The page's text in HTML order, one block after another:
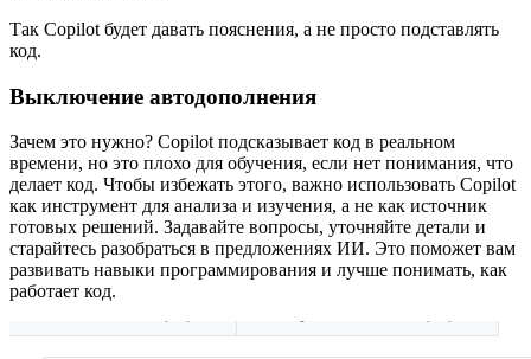
Так Copilot будет давать пояснения, а не просто подставлять
код.
Выключение автодополнения
Зачем это нужно? Copilot подсказывает код в реальном
времени, но это плохо для обучения, если нет понимания, что
делает код. Чтобы избежать этого, важно использовать Copilot
как инструмент для анализа и изучения, а не как источник
готовых решений. Задавайте вопросы, уточняйте детали и
старайтесь разобраться в предложениях ИИ. Это поможет вам
развивать навыки программирования и лучше понимать, как
работает код.